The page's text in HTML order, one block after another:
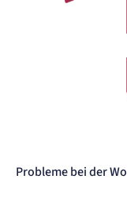
Probleme bei der